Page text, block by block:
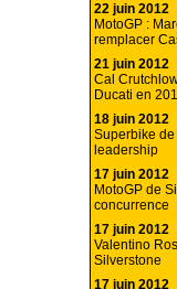
22 juin 2012
MotoGP :
remplacer
21 juin 2012
Cal
Ducati en
18 juin 2012
Superbike
leadership
17 juin 2012
MotoGP de
concurrence
17 juin 2012
Valentino
Silverstone
17 juin 2012